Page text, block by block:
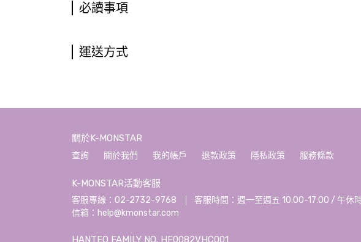
必讀事項
運送方式
關於K-MONSTAR
查詢 關於我們 我的帳戶 退款政策 隱私政策 服務條款
K-MONSTAR活動客服
客服專線：02-2732-9768
客服時間：週一至週五 10:00-17:00 / 午休
信箱：help@kmonstar.com
HANTEO FAMILY NO. HF0082VHC001